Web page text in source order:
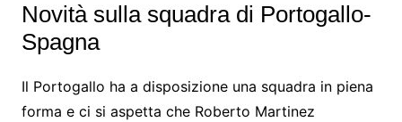
Novità sulla squadra di Portogallo-
Spagna
Il Portogallo ha a disposizione una squadra in piena
forma e ci si aspetta che Roberto Martinez